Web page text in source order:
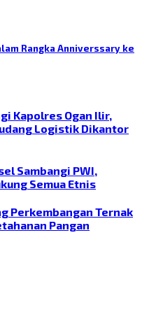
Rangka Anniverssary ke
Kapolres Ogan Ilir,
Logistik Dikantor
Sambangi PWI,
Semua Etnis
Perkembangan Ternak
Pangan